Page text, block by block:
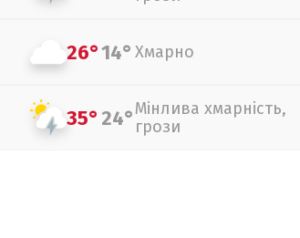
26°14° Хмарно
35°24°Мінлива хмарність,
грози